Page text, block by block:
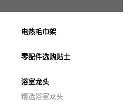
电热毛巾架
零配件选购贴士
浴室龙头
精选浴室龙头